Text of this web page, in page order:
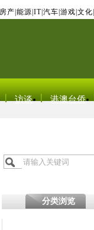
房产 能源 IT| 汽车 游戏 文化
访谈 港澳台侨
分类浏览